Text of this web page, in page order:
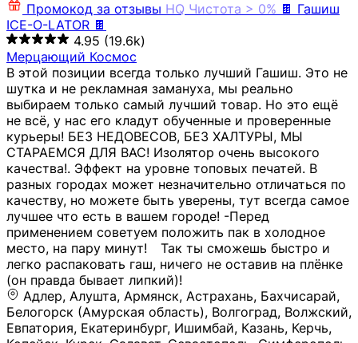
Промокод за отзывы HQ Чистота > 0% 🍫 Гашиш
ICE-O-LATOR 🍫
4.95 (19.6k)
Мерцающий Космос
В этой позиции всегда только лучший Гашиш. Это не
шутка и не рекламная замануха, мы реально
выбираем только самый лучший товар. Но это ещё
не всё, у нас его кладут обученные и проверенные
курьеры! БЕЗ НЕДОВЕСОВ, БЕЗ ХАЛТУРЫ, МЫ
СТАРАЕМСЯ ДЛЯ ВАС! Изолятор очень высокого
качества!. Эффект на уровне топовых печатей. В
разных городах может незначительно отличаться по
качеству, но можете быть уверены, тут всегда самое
лучшее что есть в вашем городе! -Перед
применением советуем положить пак в холодное
место, на пару минут!⠀ Так ты сможешь быстро и
легко распаковать гаш, ничего не оставив на плёнке
(он правда бывает липкий)!
Адлер, Алушта, Армянск, Астрахань, Бахчисарай,
Белогорск (Амурская область), Волгоград, Волжский,
Евпатория, Екатеринбург, Ишимбай, Казань, Керчь,